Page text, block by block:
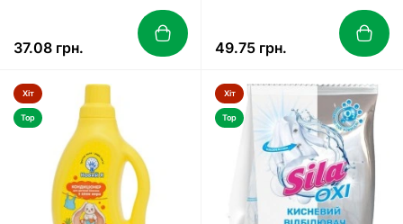
37.08 грн. 49.75 грн.
Хіт
Top
Хіт
Top